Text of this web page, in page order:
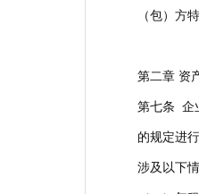
（包）方
第二章 资
第七条 企
的规定进
涉及以下